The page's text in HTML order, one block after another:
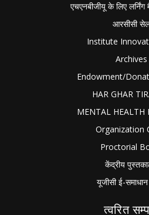
एचएनबीजीयू के लिए
आरसीसी
Institute
Archives
Endowment/
HAR GHAR
MENTAL HEALTH
Organization
Proctorial
केंद्रीय
यूजीसी ई-समाधान
त्वरित